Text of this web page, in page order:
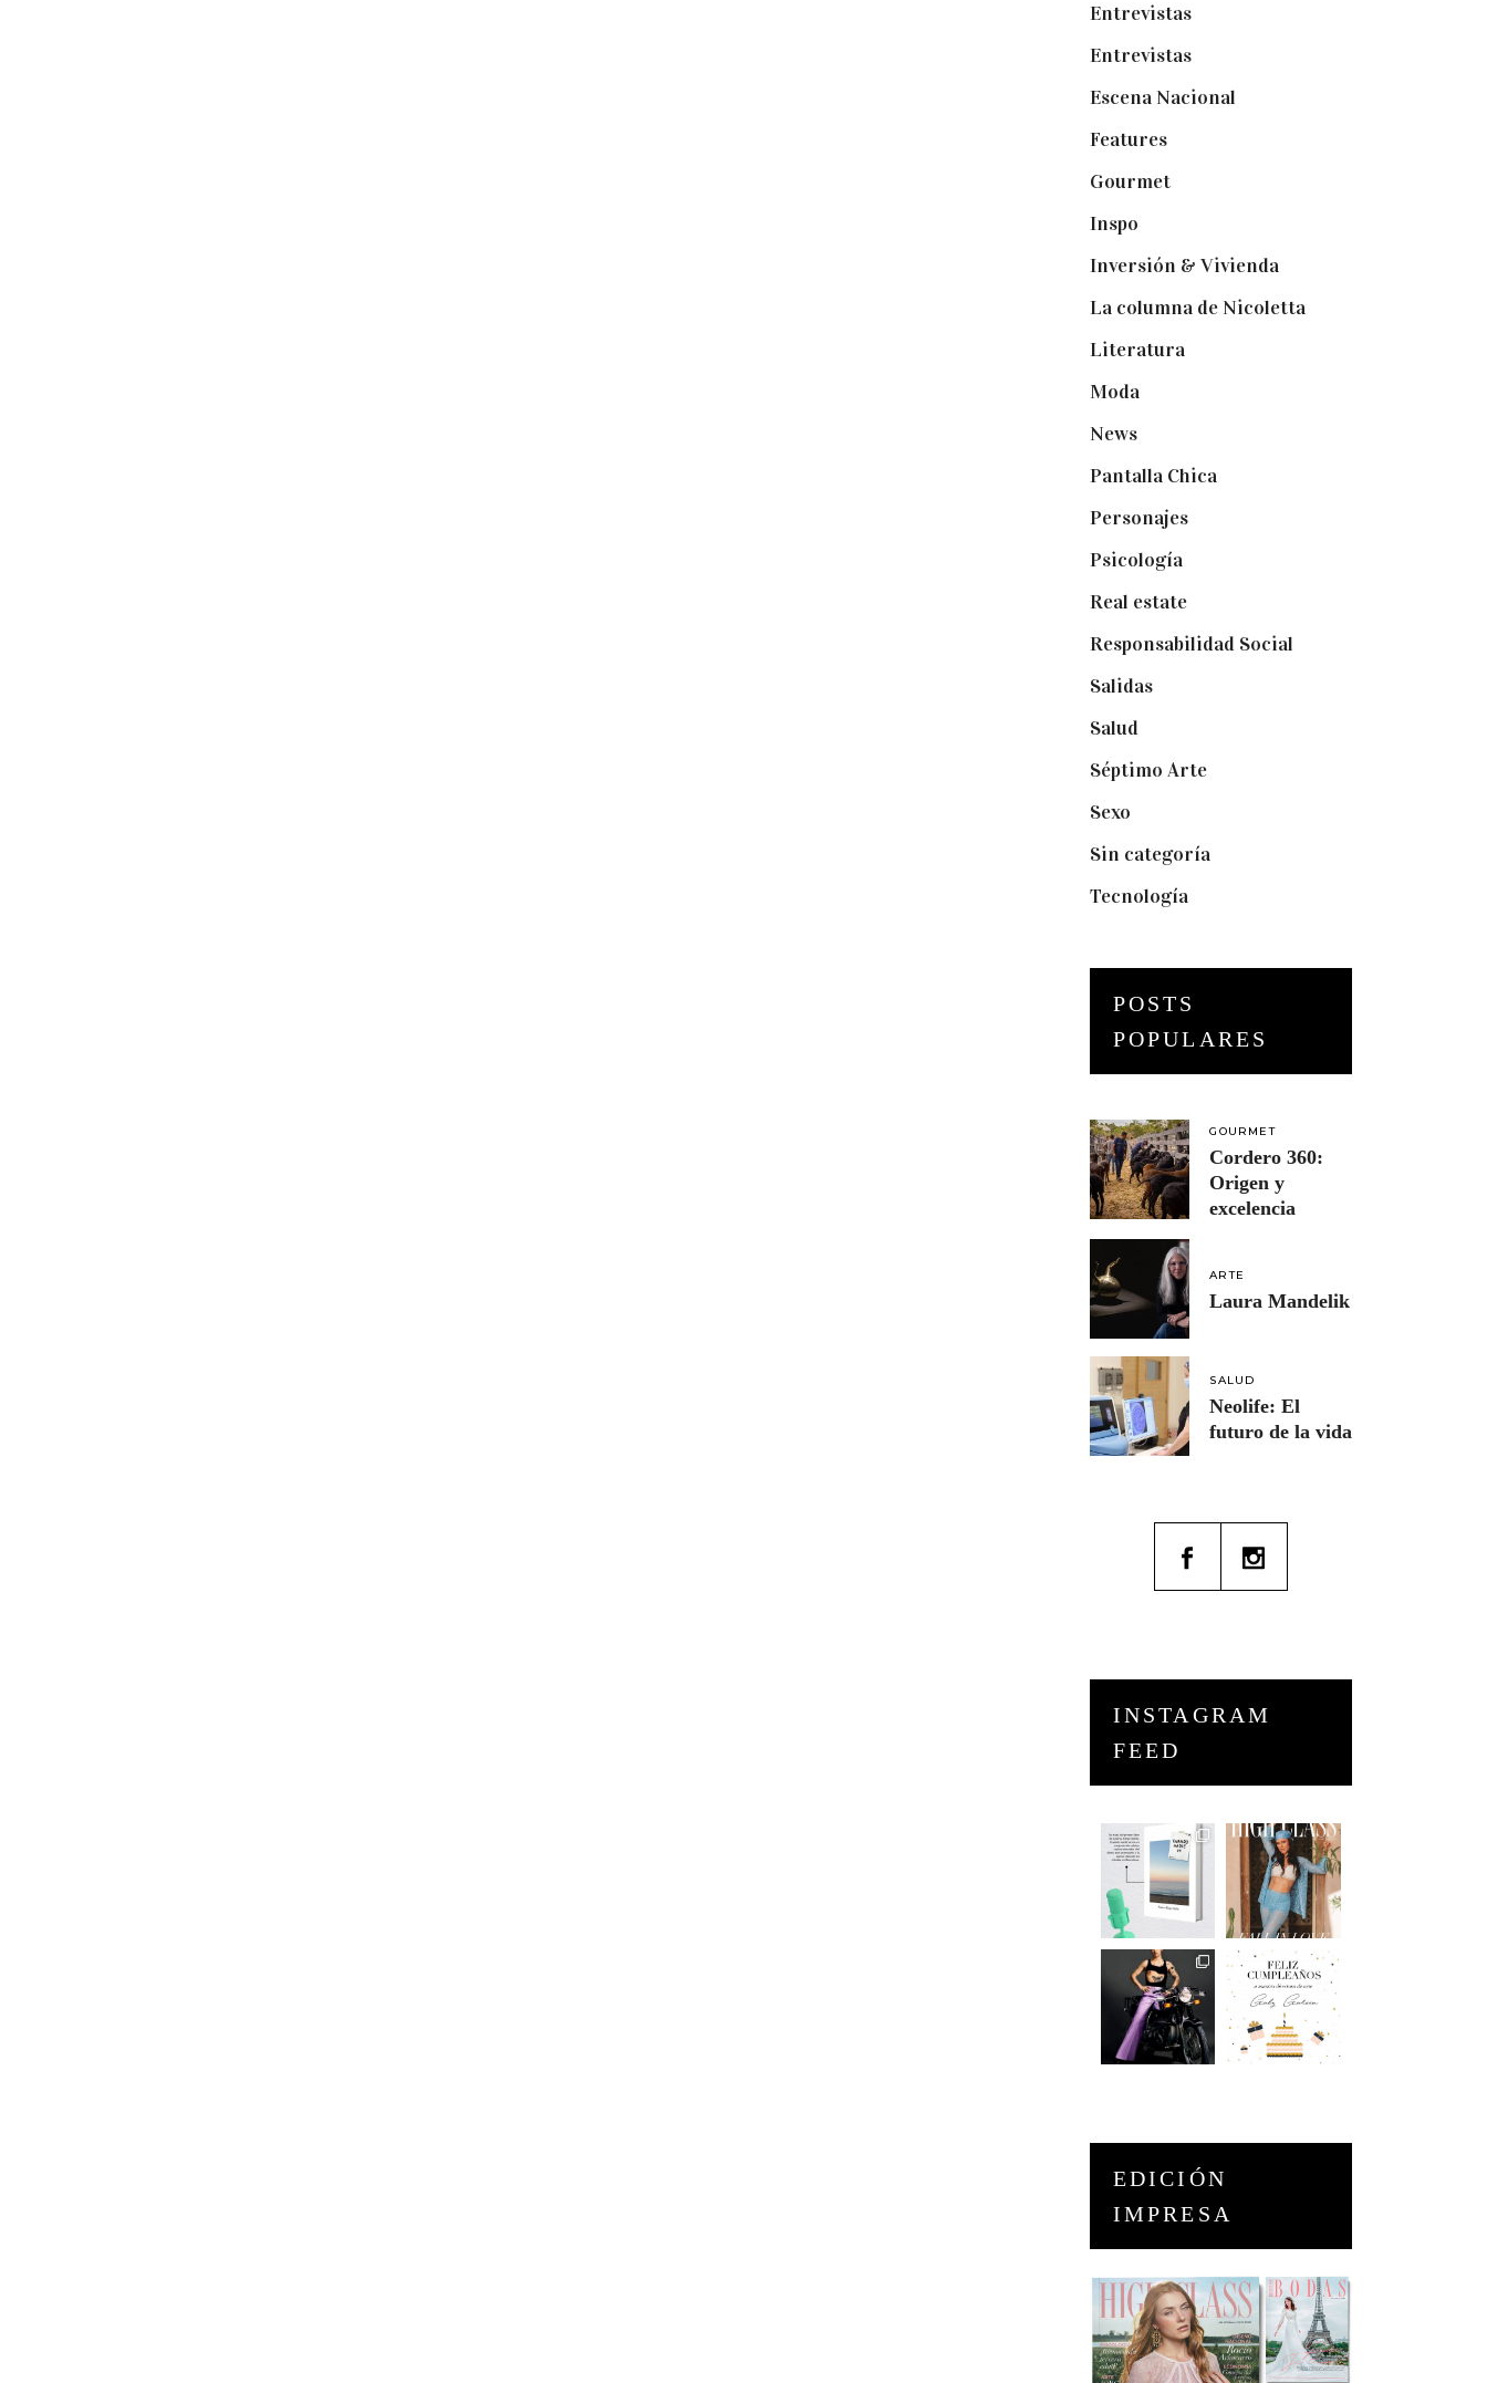
Entrevistas(36)
Entrevistas(14)
Escena Nacional
Features(29)
Gourmet(102)
Inspo
Inversión & Vivienda(5)
La columna de Nicoletta(5)
Literatura(1)
Moda(84)
News(24)
Pantalla Chica(22)
Personajes(9)
Psicología(60)
Real estate(7)
Responsabilidad Social
Salidas(16)
Salud
Séptimo Arte(40)
Sexo
Sin categoría(2)
Tecnología(3)
POSTS
POPULARES
GOURMET
Cordero 360:
Origen y
excelencia
ARTE
Laura Mandelik
SALUD
Neolife: El
futuro de la vida
INSTAGRAM
FEED
EDICIÓN
IMPRESA